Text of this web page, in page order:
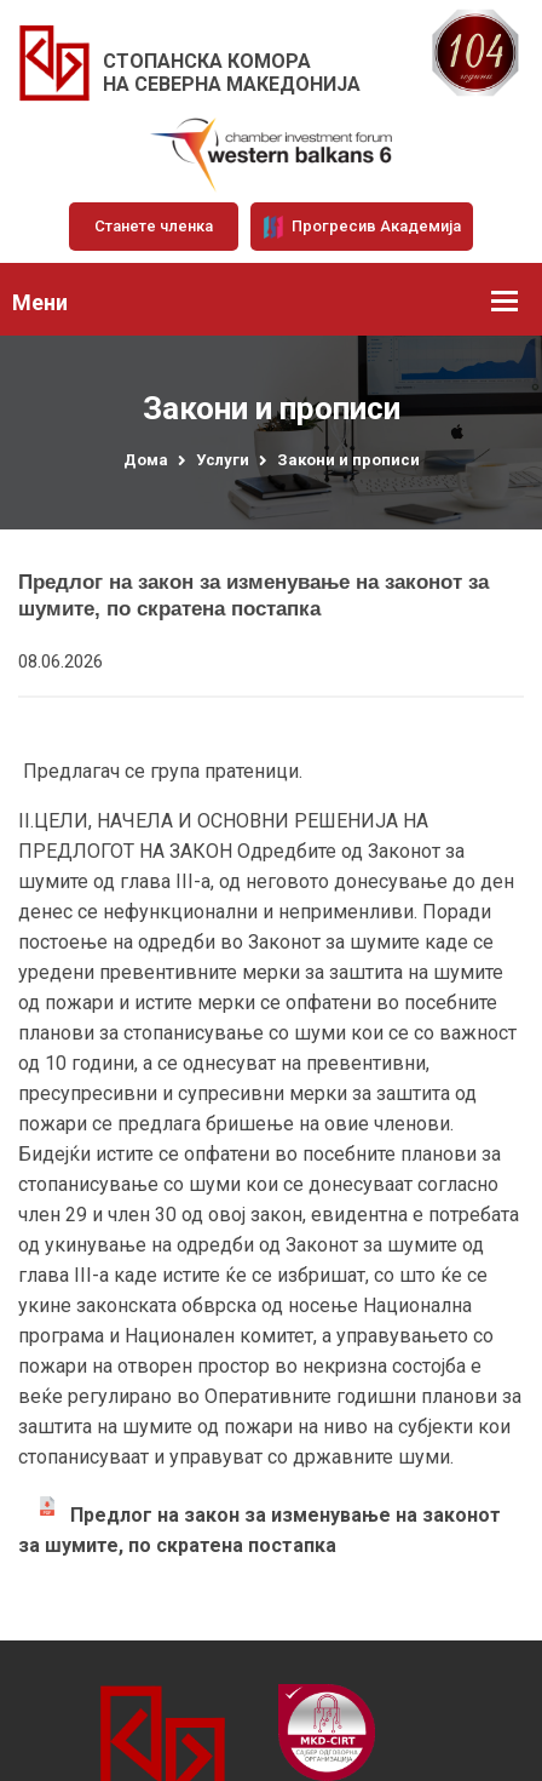
СТОПАНСКА КОМОРА
НА СЕВЕРНА МАКЕДОНИЈА
Станете членка Прогресив Академија
Мени
Закони и прописи
Дома Услуги Закони и прописи
Предлог на закон за изменување на законот за
шумите, по скратена постапка
08.06.2026
Предлагач се група пратеници.
II.ЦЕЛИ, НАЧЕЛА И ОСНОВНИ РЕШЕНИЈА НА
ПРЕДЛОГОТ НА ЗАКОН Одредбите од Законот за
шумите од глава III-а, од неговото донесување до ден
денес се нефункционални и неприменливи. Поради
постоење на одредби во Законот за шумите каде се
уредени превентивните мерки за заштита на шумите
од пожари и истите мерки се опфатени во посебните
планови за стопанисување со шуми кои се со важност
од 10 години, а се однесуват на превентивни,
пресупресивни и супресивни мерки за заштита од
пожари се предлага бришење на овие членови.
Бидејќи истите се опфатени во посебните планови за
стопанисување со шуми кои се донесуваат согласно
член 29 и член 30 од овој закон, евидентна е потребата
од укинување на одредби од Законот за шумите од
глава III-а каде истите ќе се избришат, со што ќе се
укине законската обврска од носење Национална
програма и Национален комитет, а управувањето со
пожари на отворен простор во некризна состојба е
веќе регулирано во Оперативните годишни планови за
заштита на шумите од пожари на ниво на субјекти кои
стопанисуваат и управуват со државните шуми.
Предлог на закон за изменување на законот
за шумите, по скратена постапка